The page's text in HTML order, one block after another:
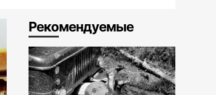
Рекомендуемые